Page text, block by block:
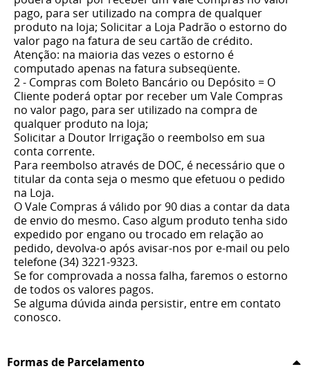
pago, para ser utilizado na compra de qualquer
produto na loja; Solicitar a Loja Padrão o estorno do
valor pago na fatura de seu cartão de crédito.
Atenção: na maioria das vezes o estorno é
computado apenas na fatura subseqüente.
2 - Compras com Boleto Bancário ou Depósito = O
Cliente poderá optar por receber um Vale Compras
no valor pago, para ser utilizado na compra de
qualquer produto na loja;
Solicitar a Doutor Irrigação o reembolso em sua
conta corrente.
Para reembolso através de DOC, é necessário que o
titular da conta seja o mesmo que efetuou o pedido
na Loja.
O Vale Compras á válido por 90 dias a contar da data
de envio do mesmo. Caso algum produto tenha sido
expedido por engano ou trocado em relação ao
pedido, devolva-o após avisar-nos por e-mail ou pelo
telefone (34) 3221-9323.
Se for comprovada a nossa falha, faremos o estorno
de todos os valores pagos.
Se alguma dúvida ainda persistir, entre em contato
conosco.
Formas de Parcelamento